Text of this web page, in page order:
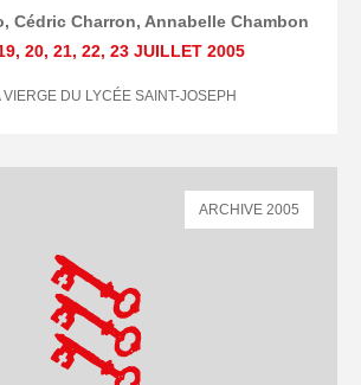
Cédric Charron, Annabelle Chambon
, 20, 21, 22, 23 JUILLET 2005
DU LYCÉE SAINT-JOSEPH
ARCHIVE 2005